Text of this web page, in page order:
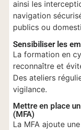
ainsi les
navigation
publics ou
Sensibiliser les
La formation en
reconnaître et
Des ateliers
vigilance.
Mettre en place
(MFA)
La MFA ajoute